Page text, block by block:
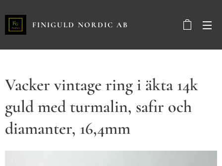
FINIGULD NORDIC AB
Vacker vintage ring i äkta 14k
guld med turmalin, safir och
diamanter, 16,4mm